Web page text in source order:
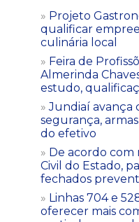
Projeto
qualificar
culinária local
Feira de
Almerinda
estudo,
Jundiaí avança
segurança,
do efetivo
De acordo com
Civil do Estado,
fechados
Linhas 704 e
oferecer mais